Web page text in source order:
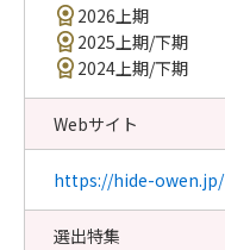
2026上期
2025上期/下期
2024上期/下期
Webサイト
https://hide-owen.jp/
選出特集